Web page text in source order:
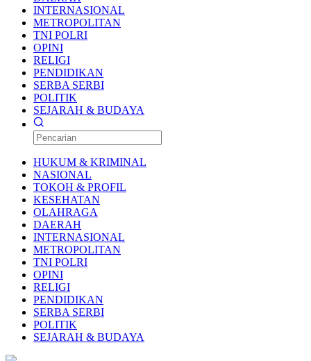
INTERNASIONAL
METROPOLITAN
TNI POLRI
OPINI
RELIGI
PENDIDIKAN
SERBA SERBI
POLITIK
SEJARAH & BUDAYA
HUKUM & KRIMINAL
NASIONAL
TOKOH & PROFIL
KESEHATAN
OLAHRAGA
DAERAH
INTERNASIONAL
METROPOLITAN
TNI POLRI
OPINI
RELIGI
PENDIDIKAN
SERBA SERBI
POLITIK
SEJARAH & BUDAYA